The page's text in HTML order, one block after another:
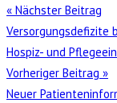
« Nächster Beitrag
Versorgungsdefizite
Hospiz- und
Vorheriger Beitrag »
Neuer